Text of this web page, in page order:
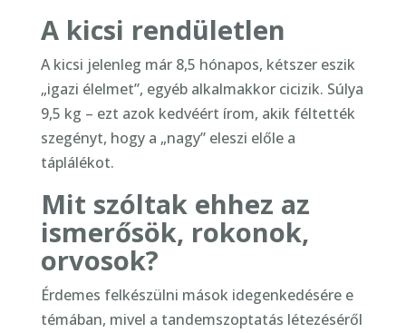
A kicsi rendületlen
A kicsi jelenleg már 8,5 hónapos, kétszer eszik
„igazi élelmet”, egyéb alkalmakkor cicizik. Súlya
9,5 kg – ezt azok kedvéért írom, akik féltették
szegényt, hogy a „nagy” eleszi előle a
táplálékot.
Mit szóltak ehhez az
ismerősök, rokonok,
orvosok?
Érdemes felkészülni mások idegenkedésére e
témában, mivel a tandemszoptatás létezéséről